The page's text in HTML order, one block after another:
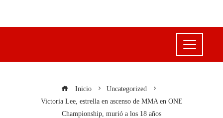
Inicio
Uncategorized
Victoria Lee, estrella en ascenso de MMA en ONE
Championship, murió a los 18 años